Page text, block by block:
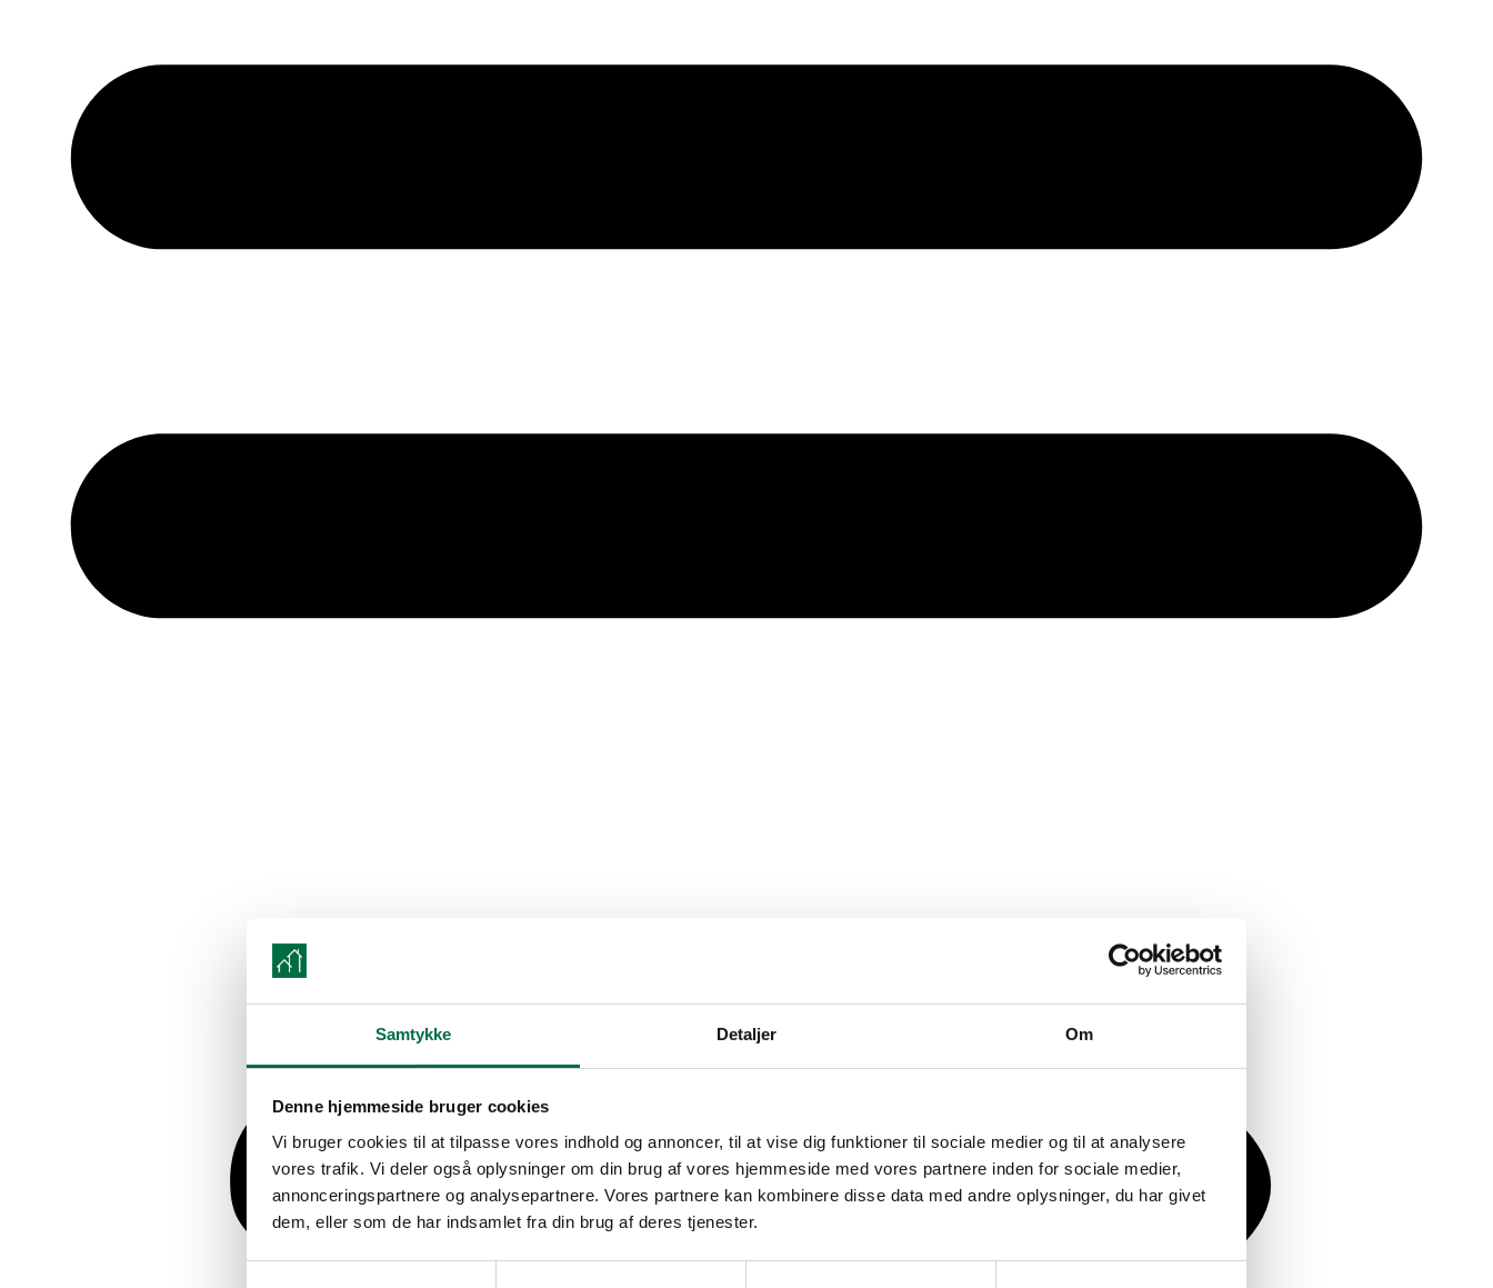
Samtykke Detaljer Om
Denne hjemmeside bruger cookies
Vi bruger cookies til at tilpasse vores indhold og annoncer, til at vise dig funktioner til sociale medier og til at analysere
vores trafik. Vi deler også oplysninger om din brug af vores hjemmeside med vores partnere inden for sociale medier,
annonceringspartnere og analysepartnere. Vores partnere kan kombinere disse data med andre oplysninger, du har givet
dem, eller som de har indsamlet fra din brug af deres tjenester.